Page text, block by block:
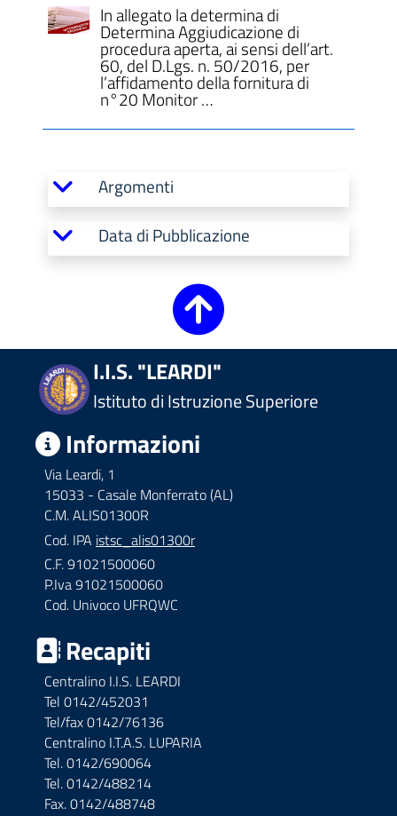
del sito
In allegato la determina di
Determina Aggiudicazione di
procedura aperta, ai sensi dell’art.
60, del D.Lgs. n. 50/2016, per
l’affidamento della fornitura di
n°20 Monitor …
Argomenti
Data di Pubblicazione
I.I.S. "LEARDI"
Istituto di Istruzione Superiore
Informazioni
Via Leardi, 1
15033 - Casale Monferrato (AL)
C.M. ALIS01300R
Cod. IPA istsc_alis01300r
C.F. 91021500060
P.Iva 91021500060
Cod. Univoco UFRQWC
Recapiti
Centralino I.I.S. LEARDI
Tel 0142/452031
Tel/fax 0142/76136
Centralino I.T.A.S. LUPARIA
Tel. 0142/690064
Tel. 0142/488214
Fax. 0142/488748